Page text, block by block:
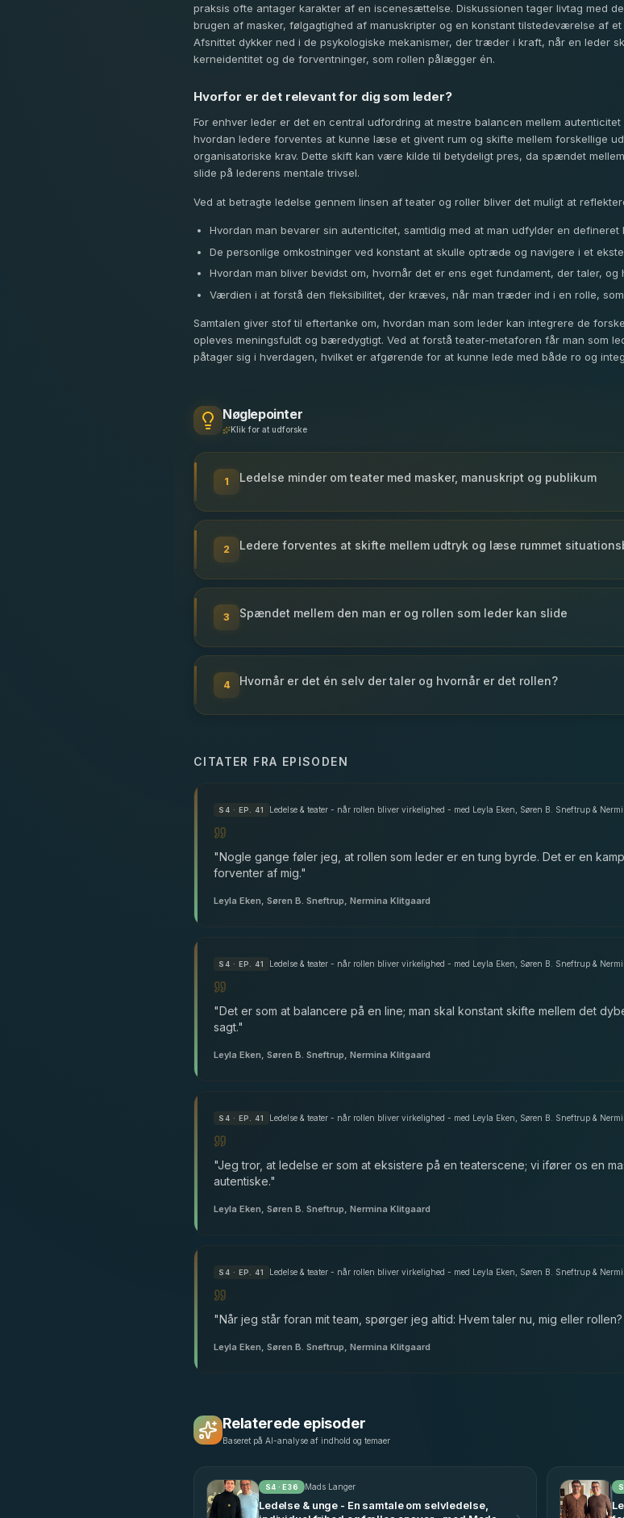
praksis ofte antager karakter af en iscenesættelse. Diskussionen tager livtag med
brugen af masker, følgagtighed af manuskripter og en konstant tilstedeværelse af
Afsnittet dykker ned i de psykologiske mekanismer, der træder i kraft, når en leder
kerneidentitet og de forventninger, som rollen pålægger én.
Hvorfor er det relevant for dig som leder?
For enhver leder er det en central udfordring at mestre balancen mellem
hvordan ledere forventes at kunne læse et givent rum og skifte mellem forskellige
organisatoriske krav. Dette skift kan være kilde til betydeligt pres, da spændet
slide på lederens mentale trivsel.
Ved at betragte ledelse gennem linsen af teater og roller bliver det muligt at
Hvordan man bevarer sin autenticitet, samtidig med at man udfylder en defineret
De personlige omkostninger ved konstant at skulle optræde og navigere i et
Hvordan man bliver bevidst om, hvornår det er ens eget fundament, der taler,
Værdien i at forstå den fleksibilitet, der kræves, når man træder ind i en rolle,
Samtalen giver stof til eftertanke om, hvordan man som leder kan integrere de
opleves meningsfuldt og bæredygtigt. Ved at forstå teater-metaforen får man som
påtager sig i hverdagen, hvilket er afgørende for at kunne lede med både ro og
Nøglepointer
Klik for at udforske
1 Ledelse minder om teater med masker, manuskript og publikum
2 Ledere forventes at skifte mellem udtryk og læse rummet
3 Spændet mellem den man er og rollen som leder kan slide
4 Hvornår er det én selv der taler og hvornår er det rollen?
CITATER FRA EPISODEN
S4 · EP. 41 Ledelse & teater - når rollen bliver virkelighed - med Leyla Eken, Søren B. Sneftrup &
"Nogle gange føler jeg, at rollen som leder er en tung byrde. Det er en
forventer af mig."
Leyla Eken, Søren B. Sneftrup, Nermina Klitgaard
S4 · EP. 41 Ledelse & teater - når rollen bliver virkelighed - med Leyla Eken, Søren B. Sneftrup &
"Det er som at balancere på en line; man skal konstant skifte mellem det
sagt."
Leyla Eken, Søren B. Sneftrup, Nermina Klitgaard
S4 · EP. 41 Ledelse & teater - når rollen bliver virkelighed - med Leyla Eken, Søren B. Sneftrup &
"Jeg tror, at ledelse er som at eksistere på en teaterscene; vi ifører os en
autentiske."
Leyla Eken, Søren B. Sneftrup, Nermina Klitgaard
S4 · EP. 41 Ledelse & teater - når rollen bliver virkelighed - med Leyla Eken, Søren B. Sneftrup &
"Når jeg står foran mit team, spørger jeg altid: Hvem taler nu, mig eller
Leyla Eken, Søren B. Sneftrup, Nermina Klitgaard
Relaterede episoder
Baseret på AI-analyse af indhold og temaer
S4 · E36 Mads Langer
Ledelse & unge - En samtale om selvledelse,
S